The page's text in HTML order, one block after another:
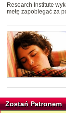
Research Institute
metę zapobiegać za
Zostań Patronem